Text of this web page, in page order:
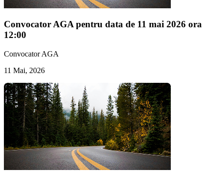
Convocator AGA pentru data de 11 mai 2026 ora
12:00
Convocator AGA
11 Mai, 2026